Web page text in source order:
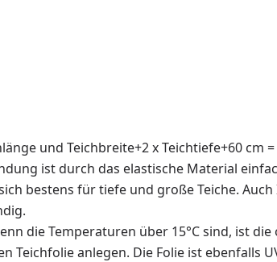
und Teichbreite+2 x Teichtiefe+60 cm
ist durch das elastische Material
bestens für tiefe und große Teiche. Auch
die Temperaturen über 15°C sind, ist
anlegen. Die Folie ist ebenfalls